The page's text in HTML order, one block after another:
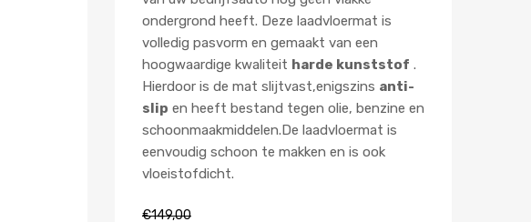
ondergrond heeft. Deze laadvloermat is
volledig pasvorm en gemaakt van een
hoogwaardige kwaliteit harde kunststof .
Hierdoor is de mat slijtvast,enigszins anti-
slip en heeft bestand tegen olie, benzine en
schoonmaakmiddelen.De laadvloermat is
eenvoudig schoon te makken en is ook
vloeistofdicht.
€149,00